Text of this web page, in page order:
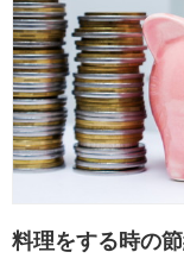
料理をする時の